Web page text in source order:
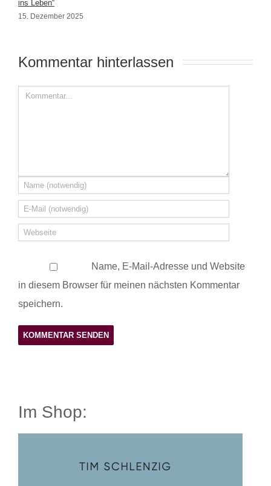
ins Leben“
15. Dezember 2025
Kommentar hinterlassen
Name, E-Mail-Adresse und Website
in diesem Browser für meinen nächsten Kommentar
speichern.
Im Shop: